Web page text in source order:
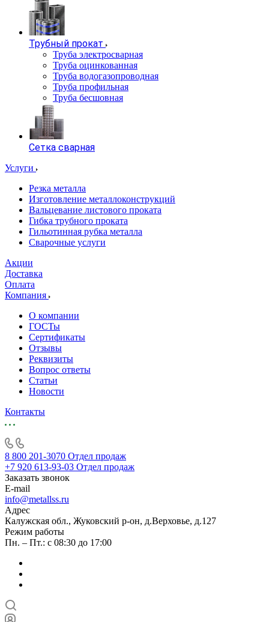
Трубный прокат
Труба электросварная
Труба оцинкованная
Труба водогазопроводная
Труба профильная
Труба бесшовная
Сетка сварная
Услуги
Резка металла
Изготовление металлоконструкций
Вальцевание листового проката
Гибка трубного проката
Гильотинная рубка металла
Сварочные услуги
Акции
Доставка
Оплата
Компания
О компании
ГОСТы
Сертификаты
Отзывы
Реквизиты
Вопрос ответы
Статьи
Новости
Контакты
8 800 201-3070 Отдел продаж
+7 920 613-93-03 Отдел продаж
Заказать звонок
E-mail
info@metallss.ru
Адрес
Калужская обл., Жуковский р-он, д.Верховье, д.127
Режим работы
Пн. – Пт.: с 08:30 до 17:00